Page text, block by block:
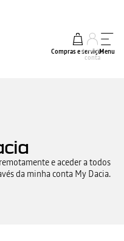
Compras e serviços
A minha
conta
Menu
e aceder a todos
da minha conta My Dacia.